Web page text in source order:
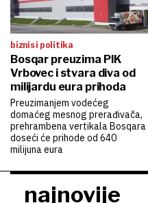
biznis i politika
Bosqar preuzima PIK
Vrbovec i stvara diva od
milijardu eura prihoda
Preuzimanjem vodećeg
domaćeg mesnog prerađivača,
prehrambena vertikala Bosqara
doseći će prihode od 640
milijuna eura
najnovije